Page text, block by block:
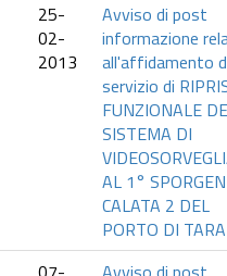
25-
02-
2013
Avviso di post
informazione
all'affidamento
servizio di
FUNZIONALE
SISTEMA DI
AL 1°
CALATA 2 DEL
PORTO DI